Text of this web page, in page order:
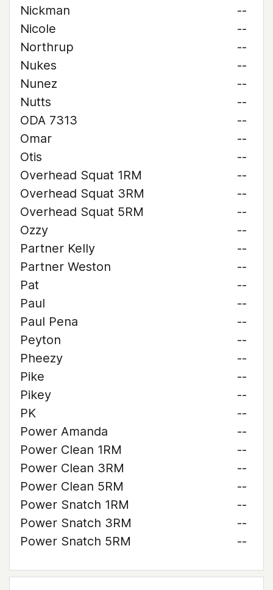
Nickman
--
Nicole
--
Northrup
--
Nukes
--
Nunez
--
Nutts
--
ODA 7313
--
Omar
--
Otis
--
Overhead Squat 1RM
--
Overhead Squat 3RM
--
Overhead Squat 5RM
--
Ozzy
--
Partner Kelly
--
Partner Weston
--
Pat
--
Paul
--
Paul Pena
--
Peyton
--
Pheezy
--
Pike
--
Pikey
--
PK
--
Power Amanda
--
Power Clean 1RM
--
Power Clean 3RM
--
Power Clean 5RM
--
Power Snatch 1RM
--
Power Snatch 3RM
--
Power Snatch 5RM
--